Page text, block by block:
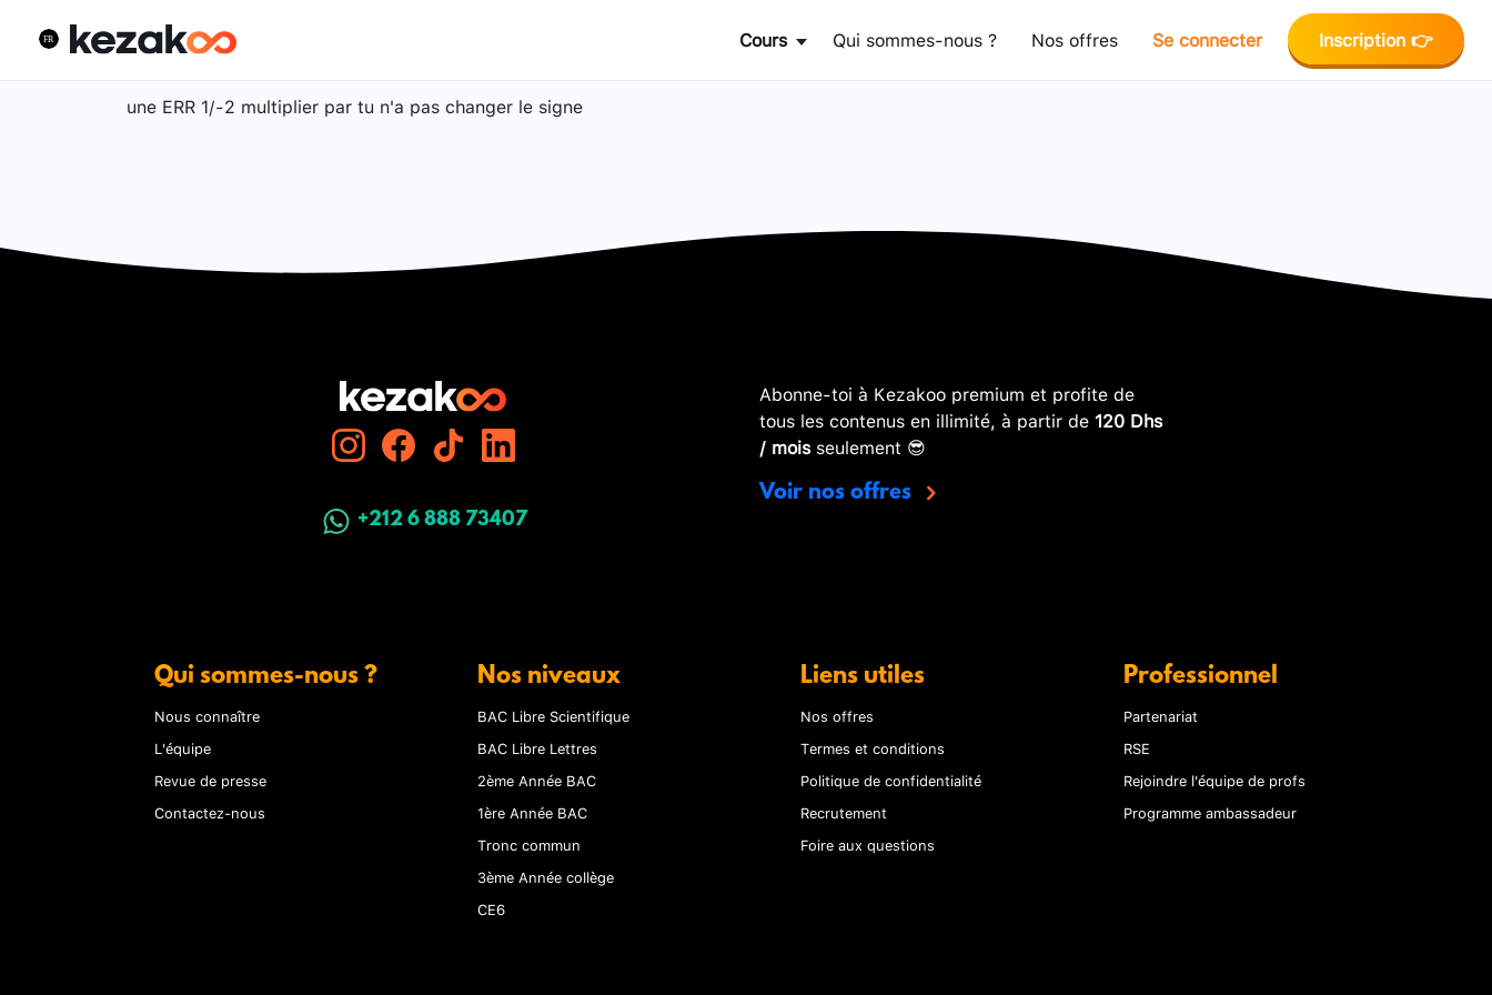
Cours Qui sommes-nous ? Nos offres Se connecter Inscription 👉
une ERR 1/-2 multiplier par tu n'a pas changer le signe
+212 6 888 73407
Abonne-toi à Kezakoo premium et profite de
tous les contenus en illimité, à partir de 120 Dhs
/ moisseulement 😎
Voir nos offres
Qui sommes-nous ?
Nous connaître
L'équipe
Revue de presse
Contactez-nous
Nos niveaux
BAC Libre Scientifique
BAC Libre Lettres
2ème Année BAC
1ère Année BAC
Tronc commun
3ème Année collège
CE6
Liens utiles
Nos offres
Termes et conditions
Politique de confidentialité
Recrutement
Foire aux questions
Professionnel
Partenariat
RSE
Rejoindre l'équipe de profs
Programme ambassadeur